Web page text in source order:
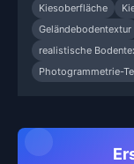
Kiesoberfläche
Geländebodentextur
realistische
Photogrammetrie-